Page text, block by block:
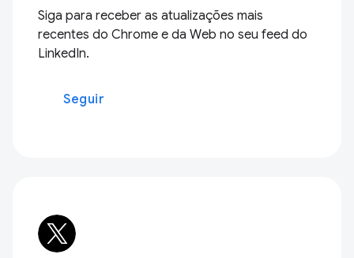
Siga para receber as atualizações mais
recentes do Chrome e da Web no seu feed do
LinkedIn.
Seguir